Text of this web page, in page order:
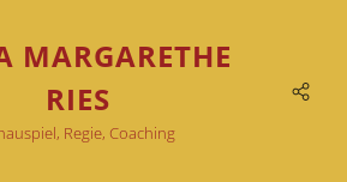
MARGARETHE
RIES
Regie, Coaching